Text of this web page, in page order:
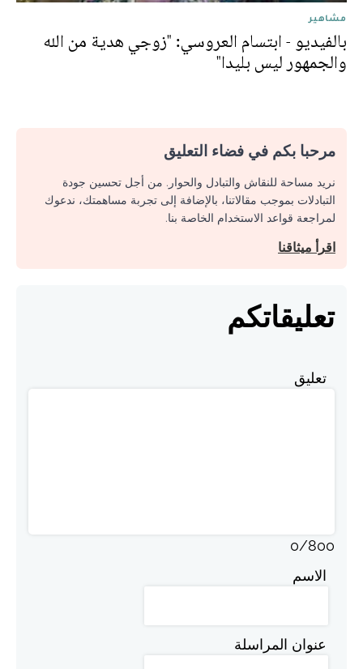
مشاهير
بالفيديو - ابتسام العروسي: "زوجي هدية من الله
والجمهور ليس بليدا"
مرحبا بكم في فضاء التعليق
نريد مساحة للنقاش والتبادل والحوار. من أجل تحسين جودة
التبادلات بموجب مقالاتنا، بالإضافة إلى تجربة مساهمتك، ندعوك
لمراجعة قواعد الاستخدام الخاصة بنا.
اقرأ ميثاقنا
تعليقاتكم
تعليق
0/800
الاسم
عنوان المراسلة